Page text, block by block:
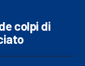
colpi di